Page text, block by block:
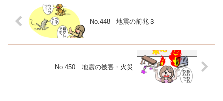
No.448 地震の前兆３
No.450 地震の被害・火災